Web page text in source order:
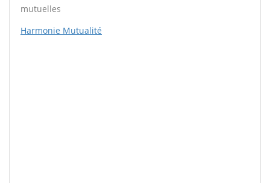
mutuelles
Harmonie Mutualité